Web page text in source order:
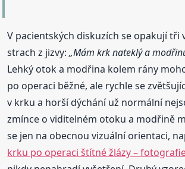
V pacientských diskuzích se opakují tři
strach z jizvy:„Mám krk nateklý a
Lehký otok a modřina kolem rány
po operaci běžné, ale rychle se
v krku a horší dýchání už normální
zmínce o viditelném otoku a modřině
se jen na obecnou vizuální orientaci,
krku po operaci štítné žlázy –